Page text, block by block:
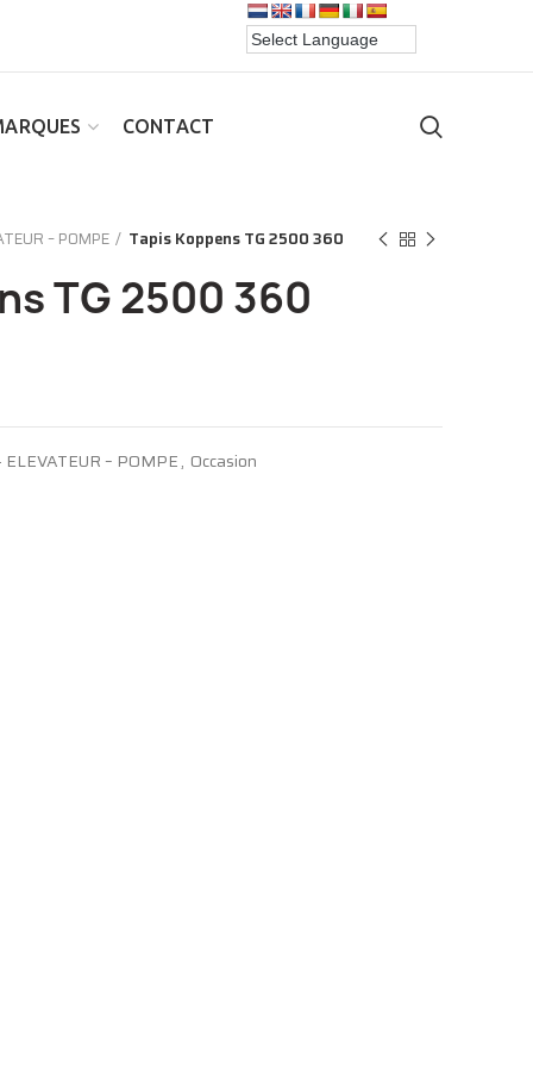
CONTACT
– POMPE Tapis Koppens TG 2500 360
TG 2500 360
ELEVATEUR – POMPE, Occasion